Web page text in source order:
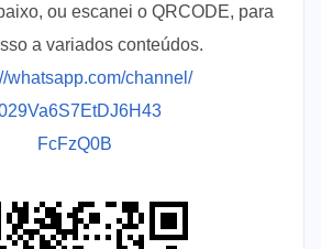
ou escanei o QRCODE, para
a variados conteúdos.
whatsapp.com/channel/
FcFzQ0B